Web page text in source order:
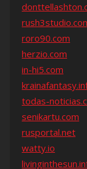
roro90.com
herzio.com
in-hi5.com
todas-
senikartu.com
rusportal.net
watty.io